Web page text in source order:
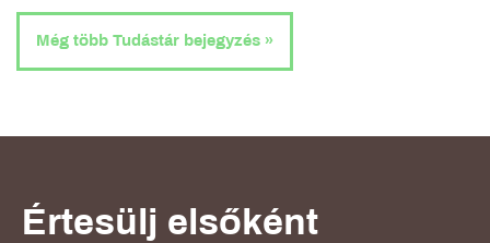
Még több Tudástár bejegyzés »
Értesülj elsőként